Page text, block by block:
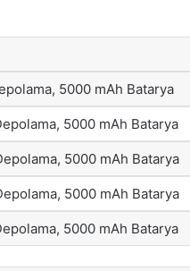
5000 mAh Batarya
5000 mAh Batarya
5000 mAh Batarya
5000 mAh Batarya
5000 mAh Batarya